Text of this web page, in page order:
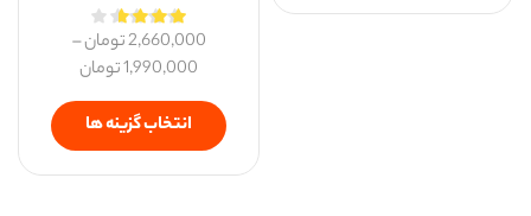
2,660,000تومان–
1,990,000تومان
انتخاب گزینه ها